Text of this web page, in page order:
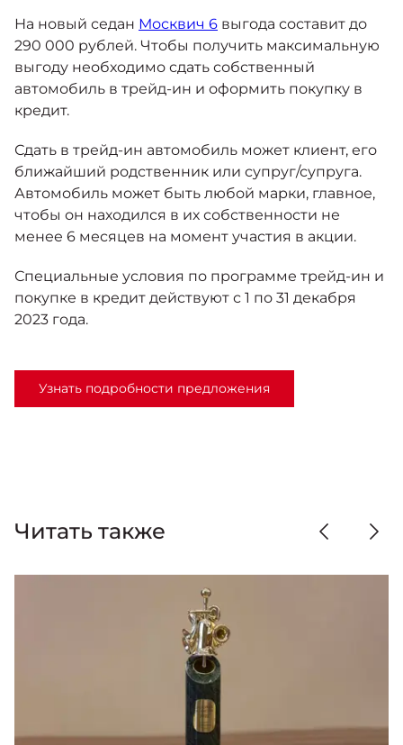
На новый седан Москвич 6 выгода составит до
290 000 рублей. Чтобы получить максимальную
выгоду необходимо сдать собственный
автомобиль в трейд-ин и оформить покупку в
кредит.
Сдать в трейд-ин автомобиль может клиент, его
ближайший родственник или супруг/супруга.
Автомобиль может быть любой марки, главное,
чтобы он находился в их собственности не
менее 6 месяцев на момент участия в акции.
Специальные условия по программе трейд-ин и
покупке в кредит действуют с 1 по 31 декабря
2023 года.
Узнать подробности предложения
Читать также